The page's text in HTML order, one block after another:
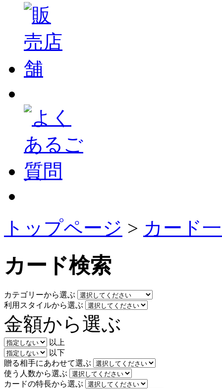
トップページ > カード
カード検索
カテゴリーから選ぶ
利用スタイルから選ぶ
金額から選ぶ
以上
以下
贈る相手にあわせて選ぶ
使う人数から選ぶ
カードの特長から選ぶ